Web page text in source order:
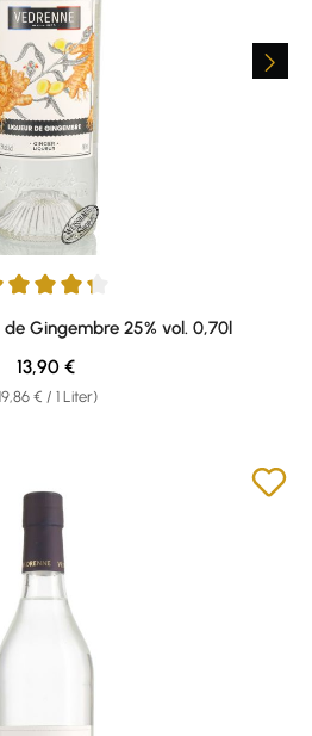
von 4.33 von 5 Sternen
Gingembre 25% vol. 0,70l
€ / 1 Liter)
Regulärer Preis:
13,90 €